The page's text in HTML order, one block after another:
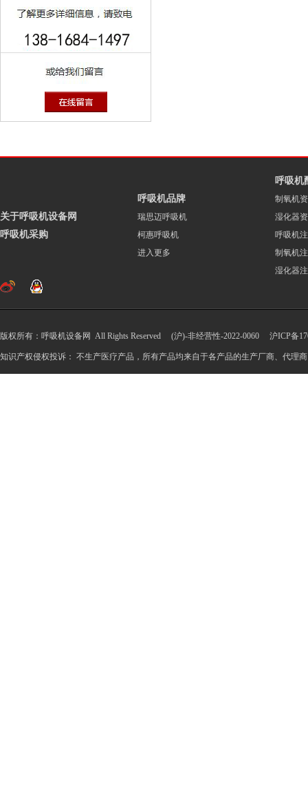
关于呼吸机设备网
呼吸机采购
呼吸机品牌
瑞思迈呼吸机
柯惠呼吸机
进入更多
呼吸机
制氧机
湿化器
呼吸机
制氧机
湿化器
版权所有：呼吸机设备网 All Rights Reserved (沪)-非经营性-2022-0060 沪ICP备
知识产权侵权投诉： 不生产医疗产品，所有产品均来自于各产品的生产厂商、代理